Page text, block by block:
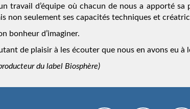
travail d’équipe où chacun de nous a apporté
non seulement ses capacités techniques et
bonheur d’imaginer.
de plaisir à les écouter que nous en avons eu à
du label Biosphère)